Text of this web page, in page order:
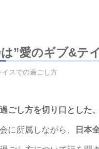
は”愛のギブ&テ
イスでの過ごし方
ごし方を切り口とした
に所属しながら、 日本